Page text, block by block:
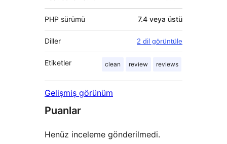
PHP sürümü 7.4 veya üstü
Diller 2 dil görüntüle
Etiketler clean review reviews
Gelişmiş görünüm
Puanlar
Henüz inceleme gönderilmedi.